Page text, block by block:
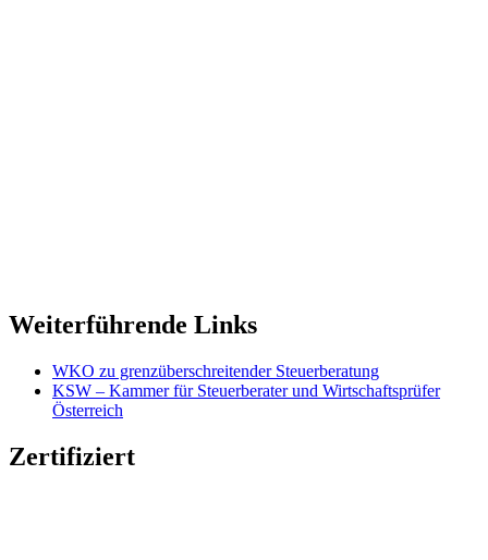
Weiterführende Links
WKO zu grenzüberschreitender Steuerberatung
KSW – Kammer für Steuerberater und Wirtschaftsprüfer
Österreich
Zertifiziert